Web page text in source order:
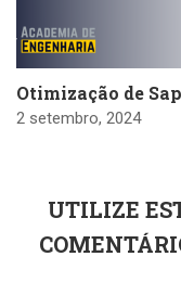
Otimização de
2 setembro, 2024
UTILIZE